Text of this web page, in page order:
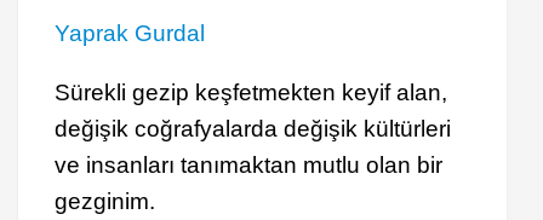
Yaprak Gurdal
Sürekli gezip keşfetmekten keyif alan,
değişik coğrafyalarda değişik kültürleri
ve insanları tanımaktan mutlu olan bir
gezginim.